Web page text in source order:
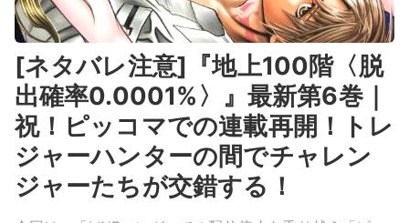
[ネタバレ注意]『地上100階〈脱
出確率0.0001%〉』最新第6巻｜
祝！ピッコマでの連載再開！トレ
ジャーハンターの間でチャレン
ジャーたちが交錯する！